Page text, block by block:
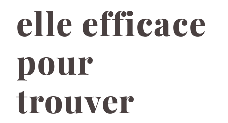
elle efficace
pour
trouver